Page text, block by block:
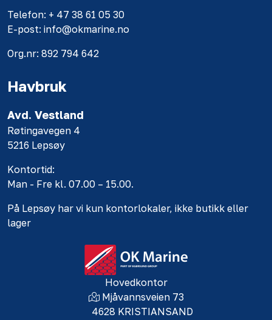
Telefon: + 47 38 61 05 30
E-post: info@okmarine.no
Org.nr: 892 794 642
Havbruk
Avd. Vestland
Røtingavegen 4
5216 Lepsøy
Kontortid:
Man - Fre kl. 07.00 – 15.00.
På Lepsøy har vi kun kontorlokaler, ikke butikk eller
lager
Hovedkontor
Mjåvannsveien 73
4628 KRISTIANSAND